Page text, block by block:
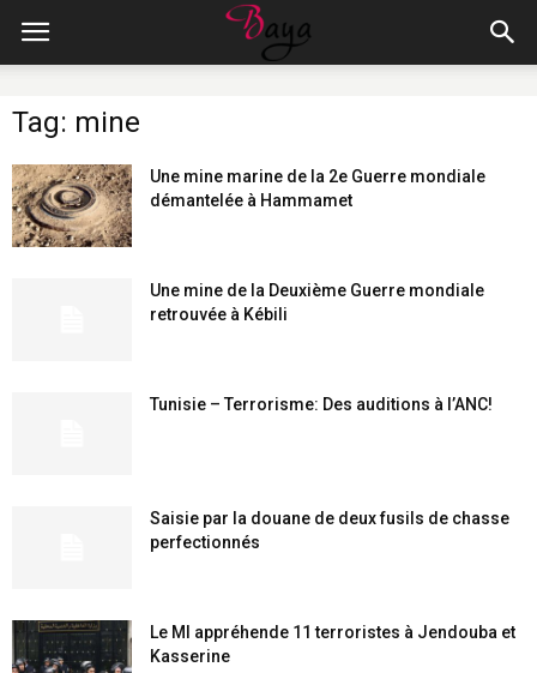
Tag: mine
Une mine marine de la 2e Guerre mondiale
démantelée à Hammamet
Une mine de la Deuxième Guerre mondiale
retrouvée à Kébili
Tunisie – Terrorisme: Des auditions à l’ANC!
Saisie par la douane de deux fusils de chasse
perfectionnés
Le MI appréhende 11 terroristes à Jendouba et
Kasserine